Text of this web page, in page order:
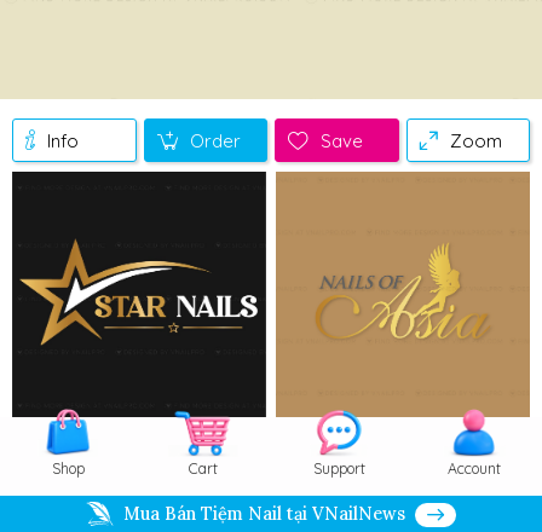
Info Order Save Zoom
Shop Cart Support Account
Mua Bán Tiệm Nail tại VNailNews